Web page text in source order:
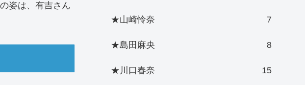
姿は、有吉さん
★山崎怜奈 7
★島田麻央 8
★川口春奈 15